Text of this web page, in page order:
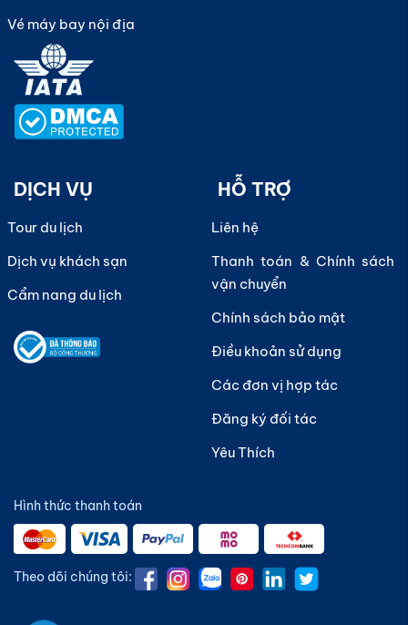
Vé máy bay nội địa
DỊCH VỤ
Tour du lịch
Dịch vụ khách sạn
Cẩm nang du lịch
HỖ TRỢ
Liên hệ
Thanh toán & Chính sách
vận chuyển
Chính sách bảo mật
Điều khoản sử dụng
Các đơn vị hợp tác
Đăng ký đối tác
Yêu Thích
Hình thức thanh toán
Theo dõi chúng tôi: